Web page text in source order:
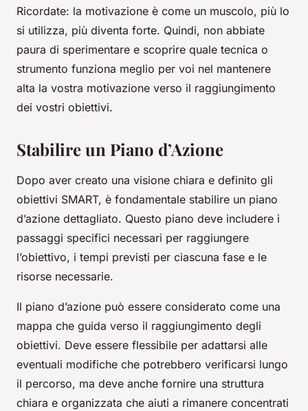
Ricordate: la motivazione è come un muscolo, più lo
si utilizza, più diventa forte. Quindi, non abbiate
paura di sperimentare e scoprire quale tecnica o
strumento funziona meglio per voi nel mantenere
alta la vostra motivazione verso il raggiungimento
dei vostri obiettivi.
Stabilire un Piano d’Azione
Dopo aver creato una visione chiara e definito gli
obiettivi SMART, è fondamentale stabilire un piano
d’azione dettagliato. Questo piano deve includere i
passaggi specifici necessari per raggiungere
l’obiettivo, i tempi previsti per ciascuna fase e le
risorse necessarie.
Il piano d’azione può essere considerato come una
mappa che guida verso il raggiungimento degli
obiettivi. Deve essere flessibile per adattarsi alle
eventuali modifiche che potrebbero verificarsi lungo
il percorso, ma deve anche fornire una struttura
chiara e organizzata che aiuti a rimanere concentrati